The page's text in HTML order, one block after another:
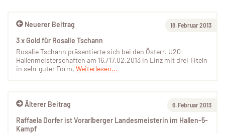
Älterer Beitrag 6. Februar 2013
Raffaela Dorfer ist Vorarlberger Landesmeisterin im Hallen-5-
Kampf
Neuerer Beitrag 18. Februar 2013
3 x Gold für Rosalie Tschann
Rosalie Tschann präsentierte sich bei den Österr. U20-
Hallenmeisterschaften am 16./17.02.2013 in Linz mit drei Titeln
in sehr guter Form. Weiterlesen...